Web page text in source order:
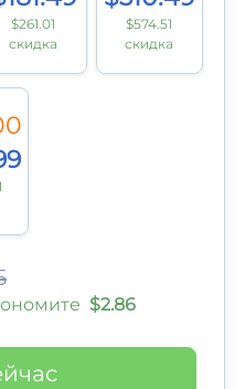
$261.01
скидка
$574.51
скидка
$2.86